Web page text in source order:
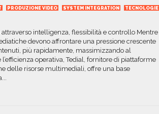
PRODUZIONE VIDEO SYSTEM INTEGRATION TECNOLOGIE
intelligenza, flessibilità e controllo Mentre
devono affrontare una pressione crescente
più rapidamente, massimizzando al
operativa, Tedial, fornitore di piattaforme
delle risorse multimediali, offre una base